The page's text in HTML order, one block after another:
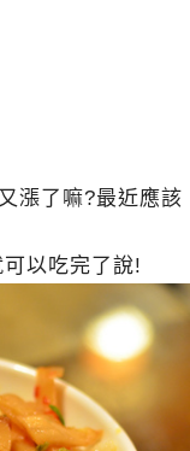
漲了嘛?最近應該
以吃完了說!